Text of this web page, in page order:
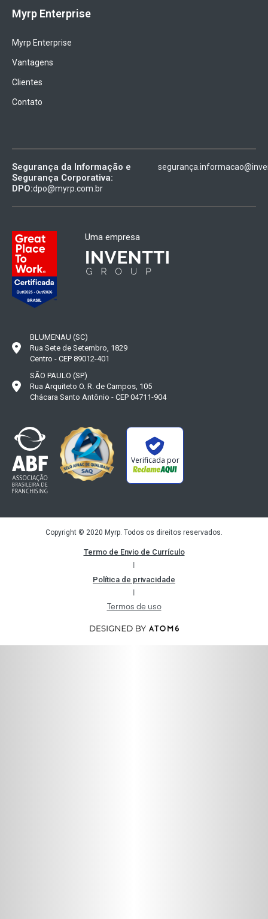
Myrp Enterprise
Myrp Enterprise
Vantagens
Clientes
Contato
Segurança da Informação e
Segurança Corporativa:
DPO:dpo@myrp.com.br
Uma empresa
BLUMENAU (SC)
Rua Sete de Setembro, 1829
Centro - CEP 89012-401
SÃO PAULO (SP)
Rua Arquiteto O. R. de Campos, 105
Chácara Santo Antônio - CEP 04711-904
Verificada por
Copyright © 2020 Myrp. Todos os direitos reservados.
Termo de Envio de Currículo
Política de privacidade
Termos de uso